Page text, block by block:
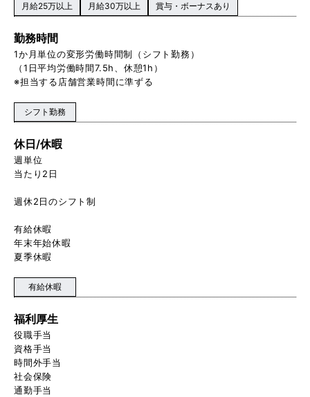
月給25万以上 月給30万以上 賞与・ボーナスあり
勤務時間
1か月単位の変形労働時間制（シフト勤務）
（1日平均労働時間7.5h、休憩1h）
※担当する店舗営業時間に準ずる
シフト勤務
休日/休暇
週単位
当たり2日
週休2日のシフト制
有給休暇
年末年始休暇
夏季休暇
有給休暇
福利厚生
役職手当
資格手当
時間外手当
社会保険
通勤手当